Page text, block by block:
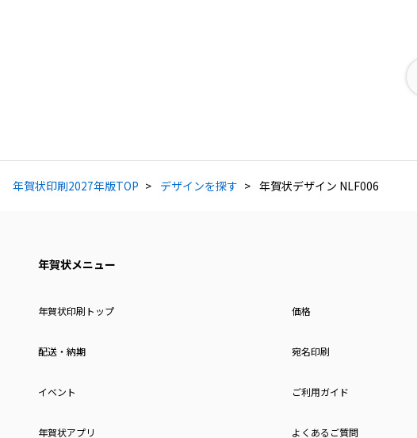
年賀状印刷2027年版TOP デザインを探す 年賀状デザイン NLF006
年賀状メニュー
年賀状印刷トップ 価格
配送・納期 宛名印刷
イベント ご利用ガイド
年賀状アプリ よくあるご質問